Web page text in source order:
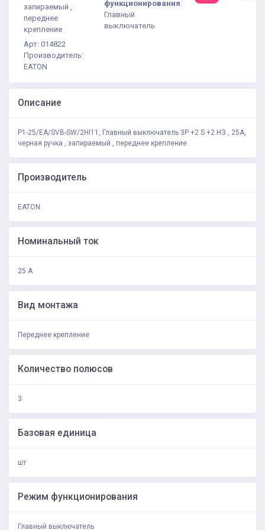
запираемый ,
переднее
крепление
Арт: 014822
Производитель:
EATON
функционирования:
Главный
выключатель
Описание
P1-25/EA/SVB-SW/2HI11, Главный выключатель 3P +2 S +2 НЗ , 25А,
черная ручка , запираемый , переднее крепление
Производитель
EATON
Номинальный ток
25 А
Вид монтажа
Переднее крепление
Количество полюсов
3
Базовая единица
шт
Режим функционирования
Главный выключатель